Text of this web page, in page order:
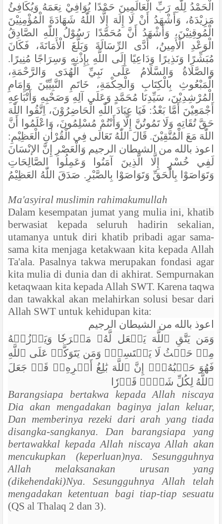
الْحَمْدُ لِلّٰهِ رَبِّ الْعَالَمِينَ حَمْدًا يُوَافِيْ نِعَمَهُ وَيُكَافِئُ
مَزِيْدَهُ، وَأَشْهَدُ أَنْ لَا إِلَهَ إِلَّا اللّٰهُ شَهَادَةَ الْمُؤْمِنِيْنَ
الْمُوقِنِيْنَ، وَأَشْهَدُ أَنَّ مُحَمَّدًا رَسُوْلُ اللّٰهِ الصَّادِقُ
الْوَعْدِ الْأَمِينُ، أَدَّى الرِّسَالَةَ وَبَلَّغَ الْأَمَانَةَ، فَكَانَ
مُبَشِّرًا وَنَذِيرًا وَدَاعِيًا إِلَى اللَّهِ بِإِذْنِهِ وَسِرَاجًا مُنِيرًا.
وَالصَّلَاةُ وَالسَّلَامُ عَلَى نَبِيِّ الْهُدَى وَالرَّحْمَةِ،
الْمَبْعُوثِ بِالْكِتَابِ وَالْحِكْمَةِ، خَاتَمِ النَّبِيِّيْنَ وَإِمَامِ
الْمُرْشِدِيْنَ، سَيِّدِنَا مُحَمَّدٍ وَعَلَى آلِهِ وَصَحْبِهِ وَأَتْبَاعِهِ
أَجْمَعِيْنَ أَمَّا بَعْدُ: فَيَا عِبَادَ اللّٰهِ الْحَاضِرُوْنَ، اِتَّقُوا اللّٰهَ
حَقَّ تُقَاتِهِ وَلَا تَمُوتُنَّ إِلَّا وَأَنْتُمْ مُسْلِمُونَ، وَاعْلَمُوا أَنَّ
اللّٰهَ مَعَ الْمُتَّقِيْنَ. قَالَ اللّٰهُ تَعَالَى فِي الْقُرْاٰنِ الْعَظِيْمِ:
اعوذ بالله من الشيطان الرجيم وَالْعَصْرِ إِنَّ الإنْسَانَ
لَفِي خُسْرٍ إِلَّا الَّذِینَ آمَنُوا وَعَمِلُوا الصَّالِحَاتِ
وَتَوَاصَوْا بِالْحَقِّ وَتَوَاصَوْا بِالصَّبْرِ. صَدَقَ اللّٰهُ العَظِيْمُ
Ma'asyiral muslimin rahimakumullah
Dalam kesempatan jumat yang mulia ini, khatib
berwasiat kepada seluruh hadirin sekalian,
utamanya untuk diri khatib pribadi agar sama-
sama kita menjaga ketakwaan kita kepada Allah
Ta'ala. Pasalnya takwa merupakan fondasi agar
kita mulia di dunia dan di akhirat. Sempurnakan
ketaqwaan kita kepada Allah SWT. Karena taqwa
dan tawakkal akan melahirkan solusi besar dari
Allah SWT untuk kehidupan kita:
اعوذ بالله من الشيطان الرجيم
وَمَن يَتَّقِ ٱللَّهَ يَجۡعَل لَّهُۥ مَخۡرَجٗا وَيَرۡزُقۡهُ
مِنۡ حَيۡثُ لَا يَحۡتَسِبُۚ وَمَن يَتَوَكَّلۡ عَلَى ٱللَّهِ
فَهُوَ حَسۡبُهُۥٓۚ إِنَّ ٱللَّهَ بَٰلِغُ أَمۡرِهِۦۚ قَدۡ جَعَلَ
ٱللَّهُ لِكُلِّ شَيۡءٖ قَدۡرٗا
Barangsiapa bertakwa kepada Allah niscaya
Dia akan mengadakan baginya jalan keluar,
Dan memberinya rezeki dari arah yang tiada
disangka-sangkanya. Dan barangsiapa yang
bertawakkal kepada Allah niscaya Allah akan
mencukupkan (keperluan)nya. Sesungguhnya
Allah melaksanakan urusan yang
(dikehendaki)Nya. Sesungguhnya Allah telah
mengadakan ketentuan bagi tiap-tiap sesuatu
(QS al Thalaq 2 dan 3).